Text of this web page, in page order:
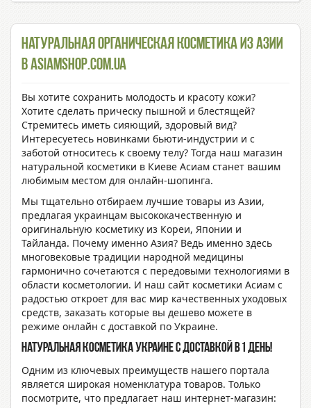
Натуральная органическая косметика из Азии
в Asiamshop.com.ua
Вы хотите сохранить молодость и красоту кожи?
Хотите сделать прическу пышной и блестящей?
Стремитесь иметь сияющий, здоровый вид?
Интересуетесь новинками бьюти-индустрии и с
заботой относитесь к своему телу? Тогда наш магазин
натуральной косметики в Киеве Асиам станет вашим
любимым местом для онлайн-шопинга.
Мы тщательно отбираем лучшие товары из Азии,
предлагая украинцам высококачественную и
оригинальную косметику из Кореи, Японии и
Тайланда. Почему именно Азия? Ведь именно здесь
многовековые традиции народной медицины
гармонично сочетаются с передовыми технологиями в
области косметологии. И наш сайт косметики Асиам с
радостью откроет для вас мир качественных уходовых
средств, заказать которые вы дешево можете в
режиме онлайн с доставкой по Украине.
Натуральная косметика Украине с доставкой в 1 день!
Одним из ключевых преимуществ нашего портала
является широкая номенклатура товаров. Только
посмотрите, что предлагает наш интернет-магазин: